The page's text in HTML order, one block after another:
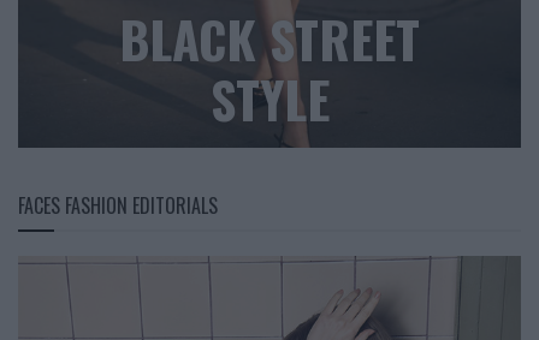
BLACK STREET
STYLE
FACES FASHION EDITORIALS